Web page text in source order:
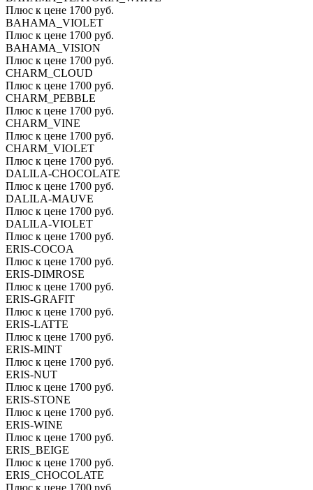
Плюс к цене 1700 руб.
BAHAMA_VIOLET
Плюс к цене 1700 руб.
BAHAMA_VISION
Плюс к цене 1700 руб.
CHARM_CLOUD
Плюс к цене 1700 руб.
CHARM_PEBBLE
Плюс к цене 1700 руб.
CHARM_VINE
Плюс к цене 1700 руб.
CHARM_VIOLET
Плюс к цене 1700 руб.
DALILA-CHOCOLATE
Плюс к цене 1700 руб.
DALILA-MAUVE
Плюс к цене 1700 руб.
DALILA-VIOLET
Плюс к цене 1700 руб.
ERIS-COCOA
Плюс к цене 1700 руб.
ERIS-DIMROSE
Плюс к цене 1700 руб.
ERIS-GRAFIT
Плюс к цене 1700 руб.
ERIS-LATTE
Плюс к цене 1700 руб.
ERIS-MINT
Плюс к цене 1700 руб.
ERIS-NUT
Плюс к цене 1700 руб.
ERIS-STONE
Плюс к цене 1700 руб.
ERIS-WINE
Плюс к цене 1700 руб.
ERIS_BEIGE
Плюс к цене 1700 руб.
ERIS_CHOCOLATE
Плюс к цене 1700 руб.